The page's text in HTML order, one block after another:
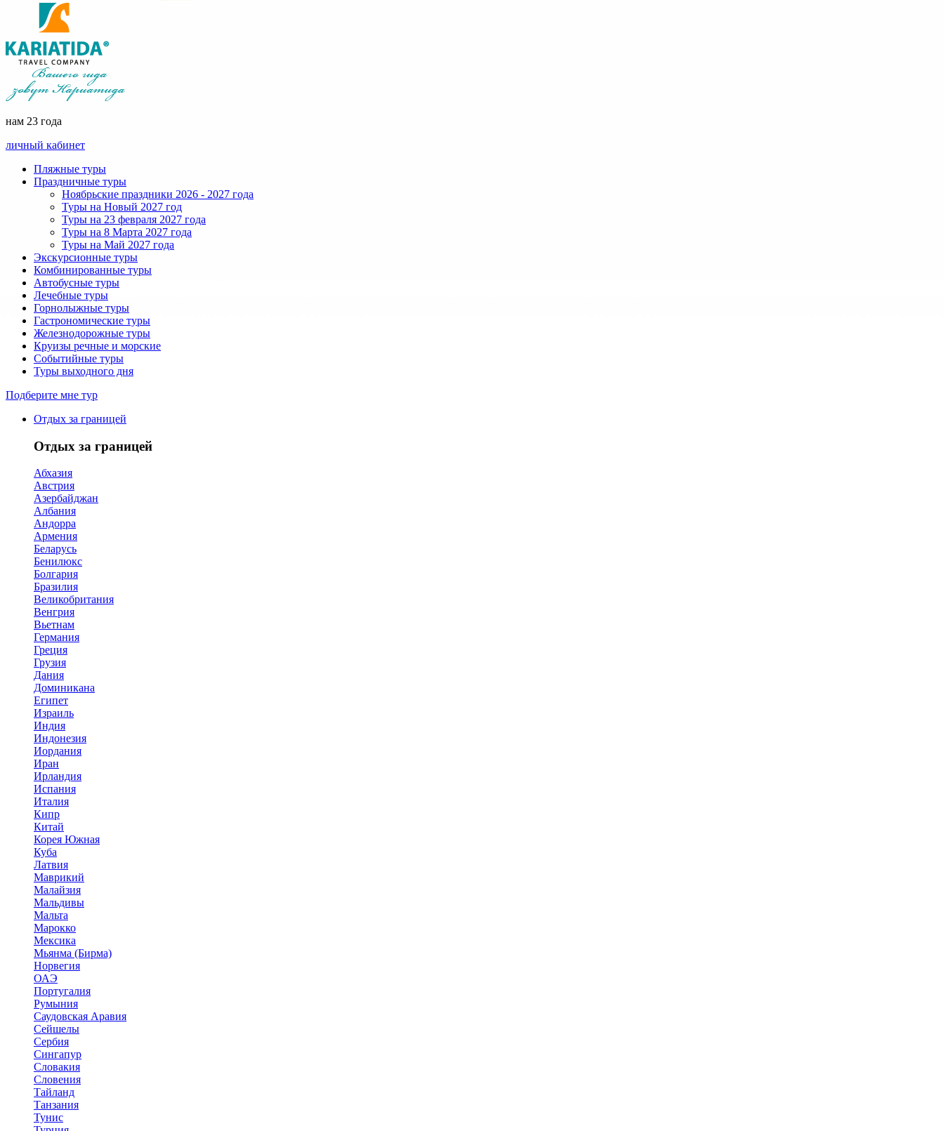
нам 23 года
личный кабинет
Пляжные туры
Праздничные туры
Ноябрьские праздники 2026 - 2027 года
Туры на Новый 2027 год
Туры на 23 февраля 2027 года
Туры на 8 Марта 2027 года
Туры на Май 2027 года
Экскурсионные туры
Комбинированные туры
Автобусные туры
Лечебные туры
Горнолыжные туры
Гастрономические туры
Железнодорожные туры
Круизы речные и морские
Событийные туры
Туры выходного дня
Подберите мне тур
Отдых за границей
Отдых за границей
Абхазия
Австрия
Азербайджан
Албания
Андорра
Армения
Беларусь
Бенилюкс
Болгария
Бразилия
Великобритания
Венгрия
Вьетнам
Германия
Греция
Грузия
Дания
Доминикана
Египет
Израиль
Индия
Индонезия
Иордания
Иран
Ирландия
Испания
Италия
Кипр
Китай
Корея Южная
Куба
Латвия
Маврикий
Малайзия
Мальдивы
Мальта
Марокко
Мексика
Мьянма (Бирма)
Норвегия
ОАЭ
Португалия
Румыния
Саудовская Аравия
Сейшелы
Сербия
Сингапур
Словакия
Словения
Тайланд
Танзания
Тунис